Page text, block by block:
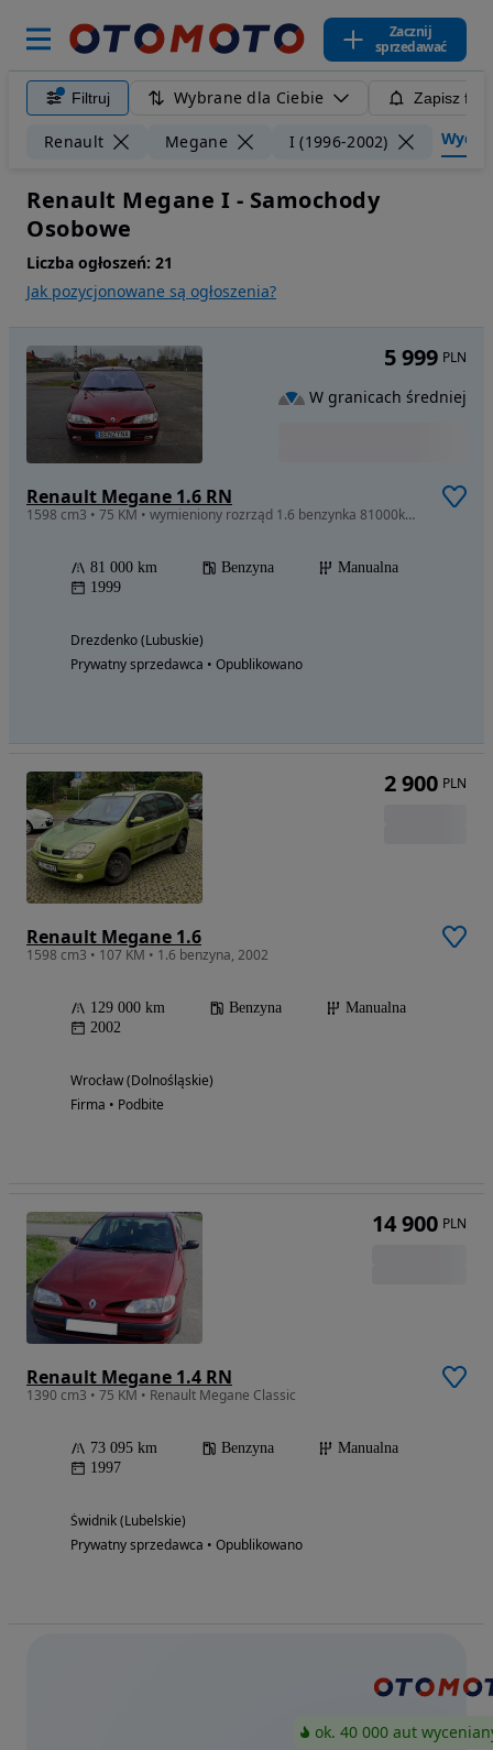
Zacznij
sprzedawać
Filtruj Wybrane dla Ciebie Zapisz
Renault Megane I (1996-2002)
Renault Megane I - Samochody
Osobowe
Liczba ogłoszeń: 21
Jak pozycjonowane są ogłoszenia?
Renault Megane 1.6 RN
1598 cm3 • 75 KM • wymieniony rozrząd 1.6 benzynka 81000km KLIMA bezwypadek
81 000 km Benzyna
Manualna
1999
Drezdenko (Lubuskie)
Prywatny sprzedawca • Opublikowano
5 999 PLN
W granicach średniej
Renault Megane 1.6
1598 cm3 • 107 KM • 1.6 benzyna, 2002
129 000 km Benzyna
Manualna
2002
Wrocław (Dolnośląskie)
Firma • Podbite
2 900 PLN
Renault Megane 1.4 RN
1390 cm3 • 75 KM • Renault Megane Classic
73 095 km Benzyna
Manualna
1997
Świdnik (Lubelskie)
Prywatny sprzedawca • Opublikowano
14 900 PLN
ok. 40 000 aut